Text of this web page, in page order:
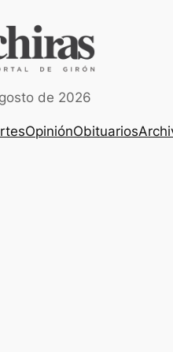
de 2026
OpiniónObituarios